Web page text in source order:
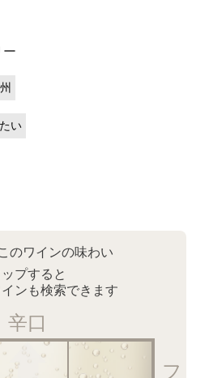
ー
い
のワインの味わい
プすると
ンも検索できます
辛口